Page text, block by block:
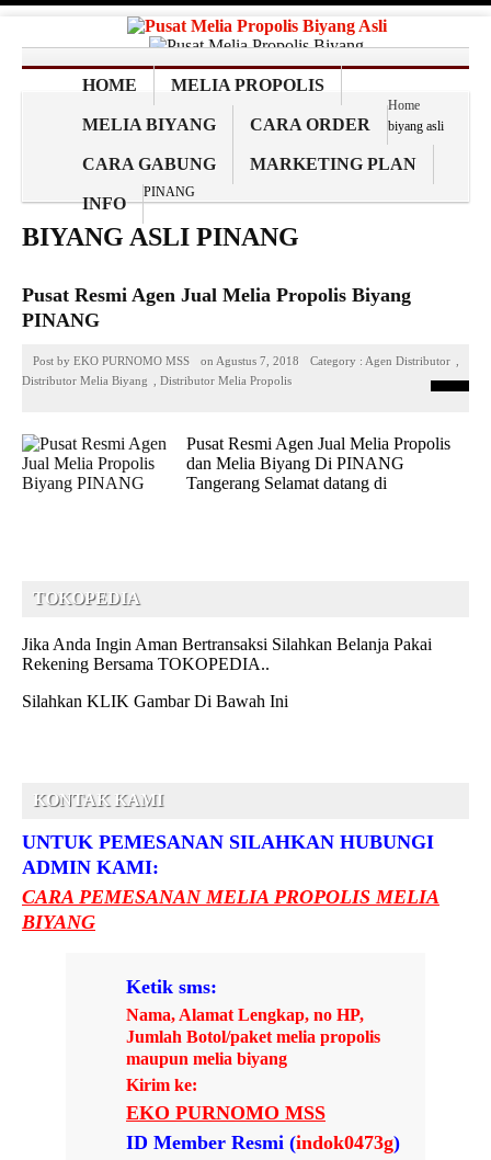
HOME MELIA PROPOLIS
MELIA BIYANG CARA ORDER
CARA GABUNG MARKETING PLAN
INFO
Home
biyang asli
PINANG
BIYANG ASLI PINANG
Pusat Resmi Agen Jual Melia Propolis Biyang
PINANG
Post by EKO PURNOMO MSS on Agustus 7, 2018 Category : Agen Distributor
Distributor Melia Biyang
Distributor Melia Propolis
Pusat Resmi Agen Jual Melia Propolis
dan Melia Biyang Di PINANG
Tangerang Selamat datang di
TOKOPEDIA
Jika Anda Ingin Aman Bertransaksi Silahkan Belanja Pakai
Rekening Bersama TOKOPEDIA..
Silahkan KLIK Gambar Di Bawah Ini
KONTAK KAMI
UNTUK PEMESANAN SILAHKAN HUBUNGI
ADMIN KAMI:
CARA PEMESANAN MELIA PROPOLIS MELIA
BIYANG
Ketik sms:
Nama, Alamat Lengkap, no HP,
Jumlah Botol/paket melia propolis
maupun melia biyang
Kirim ke:
EKO PURNOMO MSS
ID Member Resmi (indok0473g)